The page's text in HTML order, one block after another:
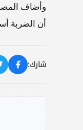
وأضاف
أن الضربة
شارك: